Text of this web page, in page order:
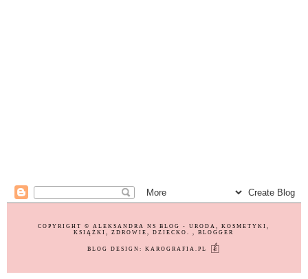
COPYRIGHT © ALEKSANDRA NS BLOG - URODA, KOSMETYKI,
KSIĄŻKI, ZDROWIE, DZIECKO.
, BLOGGER
BLOG DESIGN:KAROGRAFIA.PL